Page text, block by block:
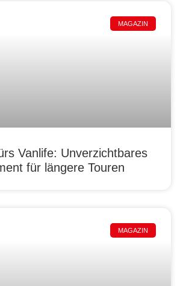
MAGAZIN
Vanlife: Unverzichtbares
für längere Touren
MAGAZIN